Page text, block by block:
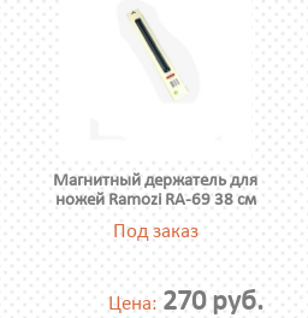
Магнитный держатель для
ножей Ramozi RA-69 38 см
Под заказ
Цена: 270 руб.